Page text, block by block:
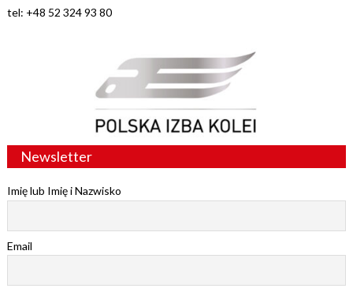
tel: +48 52 324 93 80
Newsletter
Imię lub Imię i Nazwisko
Email